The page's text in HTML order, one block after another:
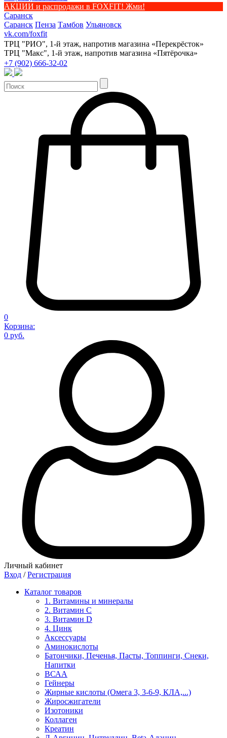
АКЦИИ и распродажи в FOXFIT! Жми!
Саранск
Саранск Пенза Тамбов Ульяновск
vk.com/foxfit
ТРЦ "РИО", 1-й этаж, напротив магазина «Перекрёсток»
ТРЦ "Макс", 1-й этаж, напротив магазина «Пятёрочка»
+7 (902) 666-32-02
0
Корзина:
0 руб.
Личный кабинет
Вход / Регистрация
Каталог товаров
1. Витамины и минералы
2. Витамин С
3. Витамин D
4. Цинк
Аксессуары
Аминокислоты
Батончики, Печенья, Пасты, Топпинги, Снеки,
Напитки
ВСАА
Гейнеры
Жирные кислоты (Омега 3, 3-6-9, КЛА,...)
Жиросжигатели
Изотоники
Коллаген
Креатин